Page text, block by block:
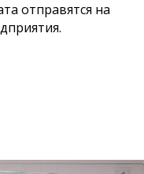
отправятся на